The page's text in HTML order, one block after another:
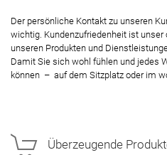
Der persönliche Kontakt zu unseren
wichtig. Kundenzufriedenheit ist
unseren Produkten und
Damit Sie sich wohl fühlen und jedes
können – auf dem Sitzplatz oder im
Überzeugende